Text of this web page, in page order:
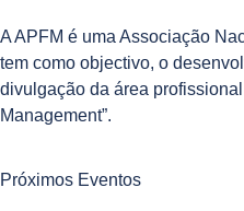
A APFM é uma Associação
tem como objectivo, o
divulgação da área
Management”.
Próximos Eventos